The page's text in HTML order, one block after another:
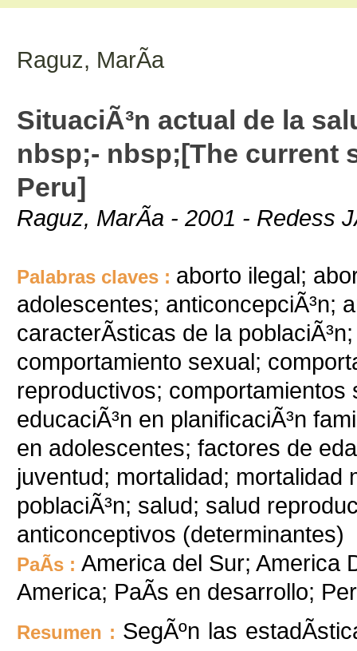
Raguz, MarÃ­a
SituaciÃ³n actual de la
nbsp;- nbsp;[The current
Peru]
Raguz, MarÃ­a - 2001 - Redess
Palabras claves : aborto ilegal;
adolescentes; anticoncepciÃ³n;
caracterÃ­sticas de la
comportamiento sexual;
reproductivos;
educaciÃ³n en planificaciÃ³n
en adolescentes; factores de
juventud; mortalidad; mortalidad
poblaciÃ³n; salud; salud
anticonceptivos (determinantes)
PaÃ­s : America del Sur; America
America; PaÃ­s en desarrollo;
Resumen : SegÃºn las